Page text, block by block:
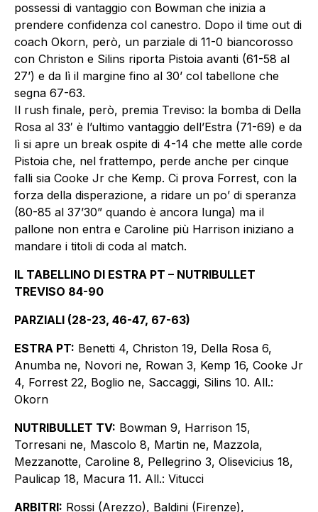
possessi di vantaggio con Bowman che inizia a
prendere confidenza col canestro. Dopo il time out di
coach Okorn, però, un parziale di 11-0 biancorosso
con Christon e Silins riporta Pistoia avanti (61-58 al
27’) e da lì il margine fino al 30’ col tabellone che
segna 67-63.
Il rush finale, però, premia Treviso: la bomba di Della
Rosa al 33′ è l’ultimo vantaggio dell’Estra (71-69) e da
lì si apre un break ospite di 4-14 che mette alle corde
Pistoia che, nel frattempo, perde anche per cinque
falli sia Cooke Jr che Kemp. Ci prova Forrest, con la
forza della disperazione, a ridare un po’ di speranza
(80-85 al 37’30” quando è ancora lunga) ma il
pallone non entra e Caroline più Harrison iniziano a
mandare i titoli di coda al match.
IL TABELLINO DI ESTRA PT – NUTRIBULLET
TREVISO 84-90
PARZIALI (28-23, 46-47, 67-63)
ESTRA PT: Benetti 4, Christon 19, Della Rosa 6,
Anumba ne, Novori ne, Rowan 3, Kemp 16, Cooke Jr
4, Forrest 22, Boglio ne, Saccaggi, Silins 10. All.:
Okorn
NUTRIBULLET TV: Bowman 9, Harrison 15,
Torresani ne, Mascolo 8, Martin ne, Mazzola,
Mezzanotte, Caroline 8, Pellegrino 3, Olisevicius 18,
Paulicap 18, Macura 11. All.: Vitucci
ARBITRI: Rossi (Arezzo), Baldini (Firenze),